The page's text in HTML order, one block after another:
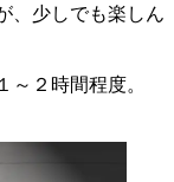
、少しでも楽しん
２時間程度。